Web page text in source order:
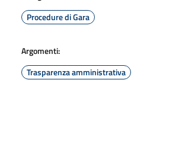
Procedure di Gara
Argomenti:
Trasparenza amministrativa